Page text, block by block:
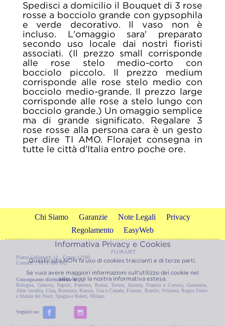
Spedisci a domicilio il Bouquet di 3 rose
rosse a bocciolo grande con gypsophila
e verde decorativo. Il vaso non è
incluso. L'omaggio sara' preparato
secondo uso locale dai nostri fioristi
associati. (Il prezzo small corrisponde
alle rose stelo medio-corto con
bocciolo piccolo. Il prezzo medium
corrisponde alle rose stelo medio con
bocciolo medio-grande. Il prezzo large
corrisponde alle rose a stelo lungo con
bocciolo grande.) Un omaggio semplice
ma di grande significato. Regalare 3
rose rosse alla persona cara è un gesto
per dire TI AMO. Florajet consegna in
tutte le città d'Italia entro poche ore.
Chi Siamo Garanzie Note Legali
Privacy
Regolamento
EasyWeb
FLORAJET
Piazza Galimberti 11 - Cuneo 12100
Contatti: , 0171 690 302
Consegnamo direttamente a:
Bologna
Genova, Napoli Palermo, Roma, Torino, Austria Francia e Corsica ,Germania
Altre localita, Cina, Romania Russia Usa e Canada Firenze Brasile, Svizzera, Regno Unito
e Irlanda del Nord
Spagna e Baleri Milano
Seguici su:
Informativa Privacy e Cookies
Questo sito NON fa uso di cookies traccianti e di terze parti.
Se vuoi avere maggiori informazioni sull'utilizzo dei cookie nel
sito, leggi la nostra informativa estesa.